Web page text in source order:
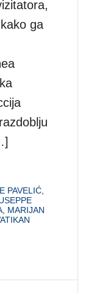
ga
PAVELIĆ
MARIJAN